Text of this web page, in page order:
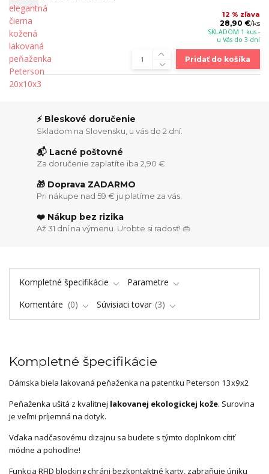
12 % zľava
28,90 €/ks
SKLADOM 1 kus -
u Vás do 3 dní
Pridať do košíka
⚡ Bleskové doručenie
Skladom na Slovensku, u vás do 2 dní.
📬 Lacné poštovné
Za doručenie zaplatíte iba 2,90 €.
🎁 Doprava ZADARMO
Pri nákupe nad 59 € ju platíme za vás.
❤️ Nákup bez rizika
Až 31 dní na výmenu. Urobte si radosť! 👜
Kompletné špecifikácie
Parametre
Komentáre
0 Súvisiaci tovar 3
Kompletné špecifikácie
Dámska biela lakovaná peňaženka na patentku Peterson 13x9x2
Peňaženka ušitá z kvalitnej lakovanej ekologickej kože. Surovina
je veľmi príjemná na dotyk.
Vďaka nadčasovému dizajnu sa budete s týmto doplnkom cítiť
módne a pohodlne!
Funkcia RFID blocking chráni bezkontaktné karty, zabraňuje úniku